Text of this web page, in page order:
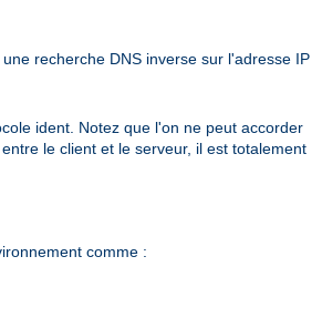
recherche DNS inverse sur l'adresse IP
ident. Notez que l'on ne peut accorder
le client et le serveur, il est totalement
comme :